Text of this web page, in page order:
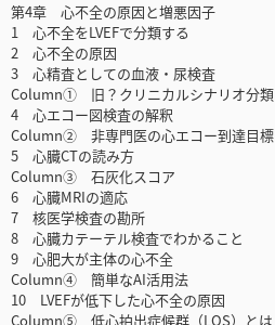
第4章 心不全の原因と増悪因子
1 心不全をLVEFで分類する
2 心不全の原因
3 心精査としての血液・尿検査
Column① 旧？クリニカルシナリオ分類
4 心エコー図検査の解釈
Column② 非専門医の心エコー到達目標
5 心臓CTの読み方
Column③ 石灰化スコア
6 心臓MRIの適応
7 核医学検査の勘所
8 心臓カテーテル検査でわかること
9 心肥大が主体の心不全
Column④ 簡単なAI活用法
10 LVEFが低下した心不全の原因
Column⑤ 低心拍出症候群（LOS）とは